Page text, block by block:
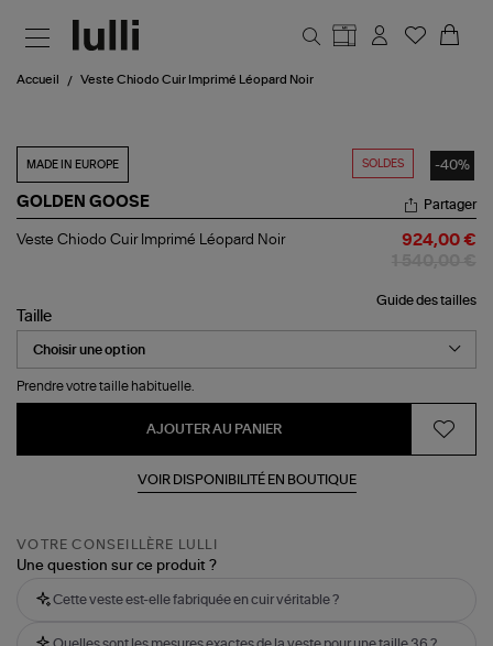
Accueil Veste Chiodo Cuir Imprimé Léopard Noir
SOLDES -40%
MADE IN EUROPE
GOLDEN GOOSE
Veste
Léopard
Noir
Partager
Veste Chiodo Cuir Imprimé Léopard Noir 924,00 €
Guide des tailles
Taille
Prendre votre taille habituelle.
AJOUTER AU PANIER
VOIR DISPONIBILITÉ EN BOUTIQUE
VOTRE CONSEILLÈRE LULLI
Une question sur ce produit ?
Cette veste est-elle fabriquée en cuir véritable ?